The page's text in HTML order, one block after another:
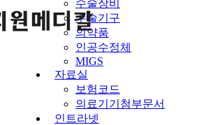
수술장비
수술기구
의약품
인공수정체
MIGS
자료실
보험코드
의료기기첨부문서
인트라넷